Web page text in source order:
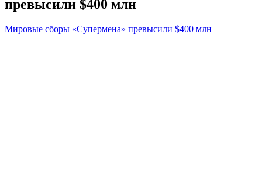
превысили $400 млн
Мировые сборы «Супермена» превысили $400 млн